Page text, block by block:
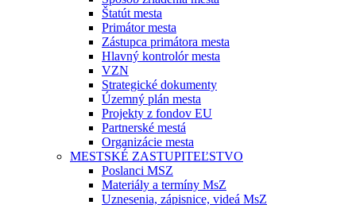
Štatút mesta
Primátor mesta
Zástupca primátora mesta
Hlavný kontrolór mesta
VZN
Strategické dokumenty
Územný plán mesta
Projekty z fondov EU
Partnerské mestá
Organizácie mesta
MESTSKÉ ZASTUPITEĽSTVO
Poslanci MSZ
Materiály a termíny MsZ
Uznesenia, zápisnice, videá MsZ